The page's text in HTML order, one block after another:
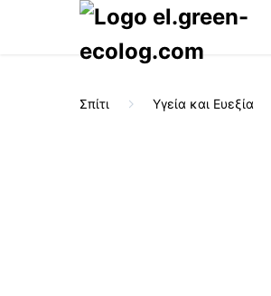
Σπίτι Υγεία και Ευεξία